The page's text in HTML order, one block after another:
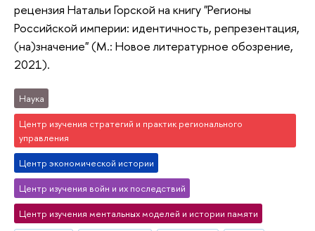
рецензия Натальи Горской на книгу "Регионы
Российской империи: идентичность, репрезентация,
(на)значение" (М.: Новое литературное обозрение,
2021).
Наука
Центр изучения стратегий и практик регионального
управления
Центр экономической истории
Центр изучения войн и их последствий
Центр изучения ментальных моделей и истории памяти